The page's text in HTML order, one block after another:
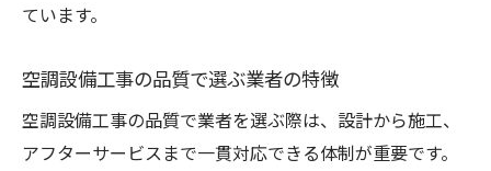
ています。
空調設備工事の品質で選ぶ業者の特徴
空調設備工事の品質で業者を選ぶ際は、設計から施工、
アフターサービスまで一貫対応できる体制が重要です。